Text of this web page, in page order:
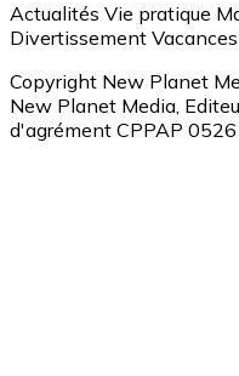
Actualités Vie pratique
Divertissement
Copyright New Planet
New Planet Media,
d'agrément CPPAP